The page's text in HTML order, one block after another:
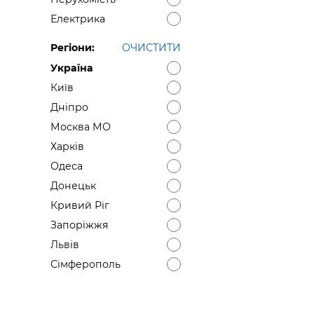
Електрика
Регіони:
ОЧИСТИТИ
Україна
Київ
Дніпро
Москва МО
Харків
Одеса
Донецьк
Кривий Ріг
Запоріжжя
Львів
Сімферополь